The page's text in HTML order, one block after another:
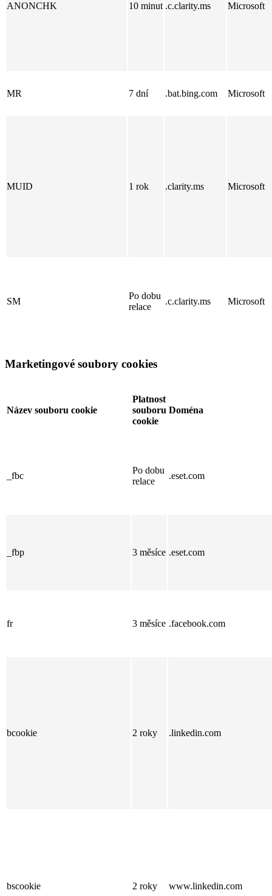
ANONCHK 10 minut .c.clarity.ms Microsoft
MR 7 dní .bat.bing.com Microsoft
MUID 1 rok .clarity.ms Microsoft
SM
Po dobu
relace
.c.clarity.ms Microsoft
Marketingové soubory cookies
Název souboru cookie
Platnost
souboru
cookie
Doména
_fbc
Po dobu
relace
.eset.com
_fbp 3 měsíce .eset.com
fr 3 měsíce .facebook.com
bcookie 2 roky .linkedin.com
bscookie 2 roky www.linkedin.com